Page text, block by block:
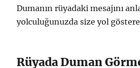
Dumanın rüyadaki mesajını
yolculuğunuzda size yol
Rüyada Duman